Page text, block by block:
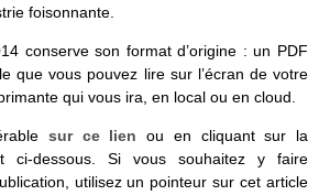
foisonnante.
conserve son format d’origine : un PDF
que vous pouvez lire sur l’écran de votre
qui vous ira, en local ou en cloud.
sur ce lien ou en cliquant sur la
ci-dessous. Si vous souhaitez y faire
utilisez un pointeur sur cet article